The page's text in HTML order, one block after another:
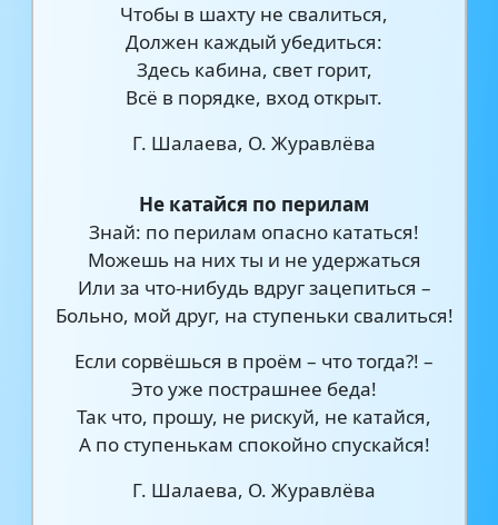
Чтобы в шахту не свалиться,
Должен каждый убедиться:
Здесь кабина, свет горит,
Всё в порядке, вход открыт.
Г. Шалаева, О. Журавлёва
Не катайся по перилам
Знай: по перилам опасно кататься!
Можешь на них ты и не удержаться
Или за что-нибудь вдруг зацепиться –
Больно, мой друг, на ступеньки свалиться!
Если сорвёшься в проём – что тогда?! –
Это уже пострашнее беда!
Так что, прошу, не рискуй, не катайся,
А по ступенькам спокойно спускайся!
Г. Шалаева, О. Журавлёва